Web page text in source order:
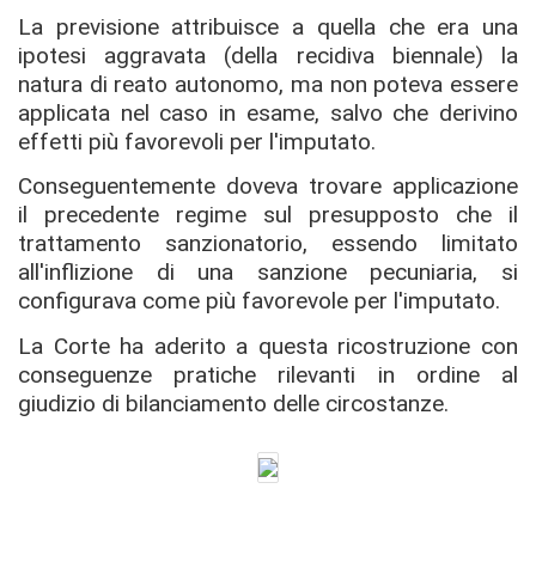
La previsione attribuisce a quella che era una
ipotesi aggravata (della recidiva biennale) la
natura di reato autonomo, ma non poteva essere
applicata nel caso in esame, salvo che derivino
effetti più favorevoli per l'imputato.
Conseguentemente doveva trovare applicazione
il precedente regime sul presupposto che il
trattamento sanzionatorio, essendo limitato
all'inflizione di una sanzione pecuniaria, si
configurava come più favorevole per l'imputato.
La Corte ha aderito a questa ricostruzione con
conseguenze pratiche rilevanti in ordine al
giudizio di bilanciamento delle circostanze.